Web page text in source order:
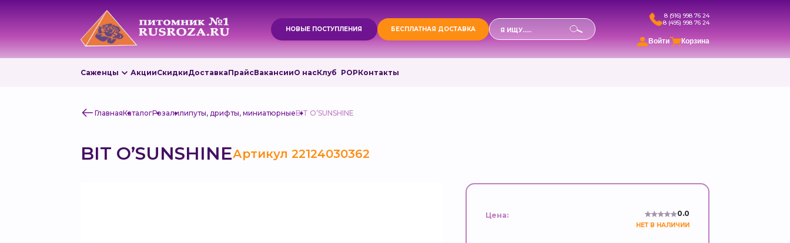
НОВЫЕ ПОСТУПЛЕНИЯ БЕСПЛАТНАЯ ДОСТАВКА
Поиск
товаров
8 (916) 998 76 24
8 (495) 998 76 24
Войти Корзина
Саженцы АкцииСкидкиДоставкаПрайсВакансииО насКлуб РОРКонтакты
ГлавнаяКаталогРозалилипуты, дрифты, миниатюрныеBIT O’SUNSHINE
BIT O’SUNSHINEАртикул 22124030362
Цена: 0.0
НЕТ В НАЛИЧИИ